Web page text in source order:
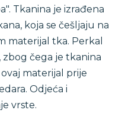
Tkanina je izrađena
koja se češljaju na
materijal tka. Perkal
čega je tkanina
materijal prije
Odjeća i
vrste.